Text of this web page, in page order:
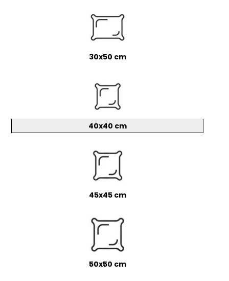
30x50 cm
40x40 cm
45x45 cm
50x50 cm